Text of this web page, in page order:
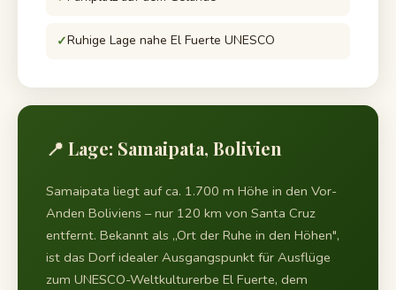
Ruhige Lage nahe El Fuerte UNESCO
📍 Lage: Samaipata, Bolivien
Samaipata liegt auf ca. 1.700 m Höhe in den Vor-
Anden Boliviens – nur 120 km von Santa Cruz
entfernt. Bekannt als „Ort der Ruhe in den Höhen",
ist das Dorf idealer Ausgangspunkt für Ausflüge
zum UNESCO-Weltkulturerbe El Fuerte, dem